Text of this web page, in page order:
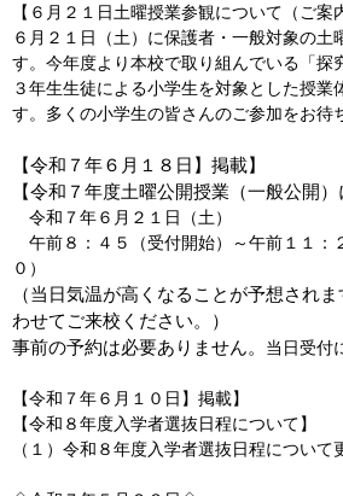
【６月２１日土曜授業参観について（ご案
６月２１日（土）に保護者・一般対象の土
す。今年度より本校で取り組んでいる「探
３年生生徒による小学生を対象とした授業
す。多くの小学生の皆さんのご参加をお待
【令和７年６月１８日】掲載】
【令和７年度土曜公開授業（一般公開）
令和７年６月２１日（土）
午前８：４５（受付開始）～午前１１：
０）
（当日気温が高くなることが予想され
わせてご来校ください。）
事前の予約は必要ありません。 当日受付
【令和７年６月１０日】掲載】
【令和８年度入学者選抜日程について】
（１）令和８年度入学者選抜日程について